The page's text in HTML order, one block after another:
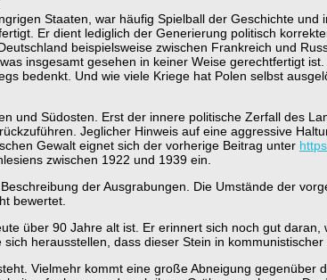
Staaten, war häufig Spielball der Geschichte und
Er dient lediglich der Generierung politisch
beispielsweise zwischen Frankreich und
insgesamt gesehen in keiner Weise gerechtfertigt
bedenkt. Und wie viele Kriege hat Polen selbst
und Südosten. Erst der innere politische Zerfall des
Jeglicher Hinweis auf eine aggressive
Gewalt eignet sich der vorherige Beitrag unter
zwischen 1922 und 1939 ein.
der Ausgrabungen. Die Umstände der
bewertet.
über 90 Jahre alt ist. Er erinnert sich noch gut
herausstellen, dass dieser Stein in kommunistischer
Vielmehr kommt eine große Abneigung gegenüber